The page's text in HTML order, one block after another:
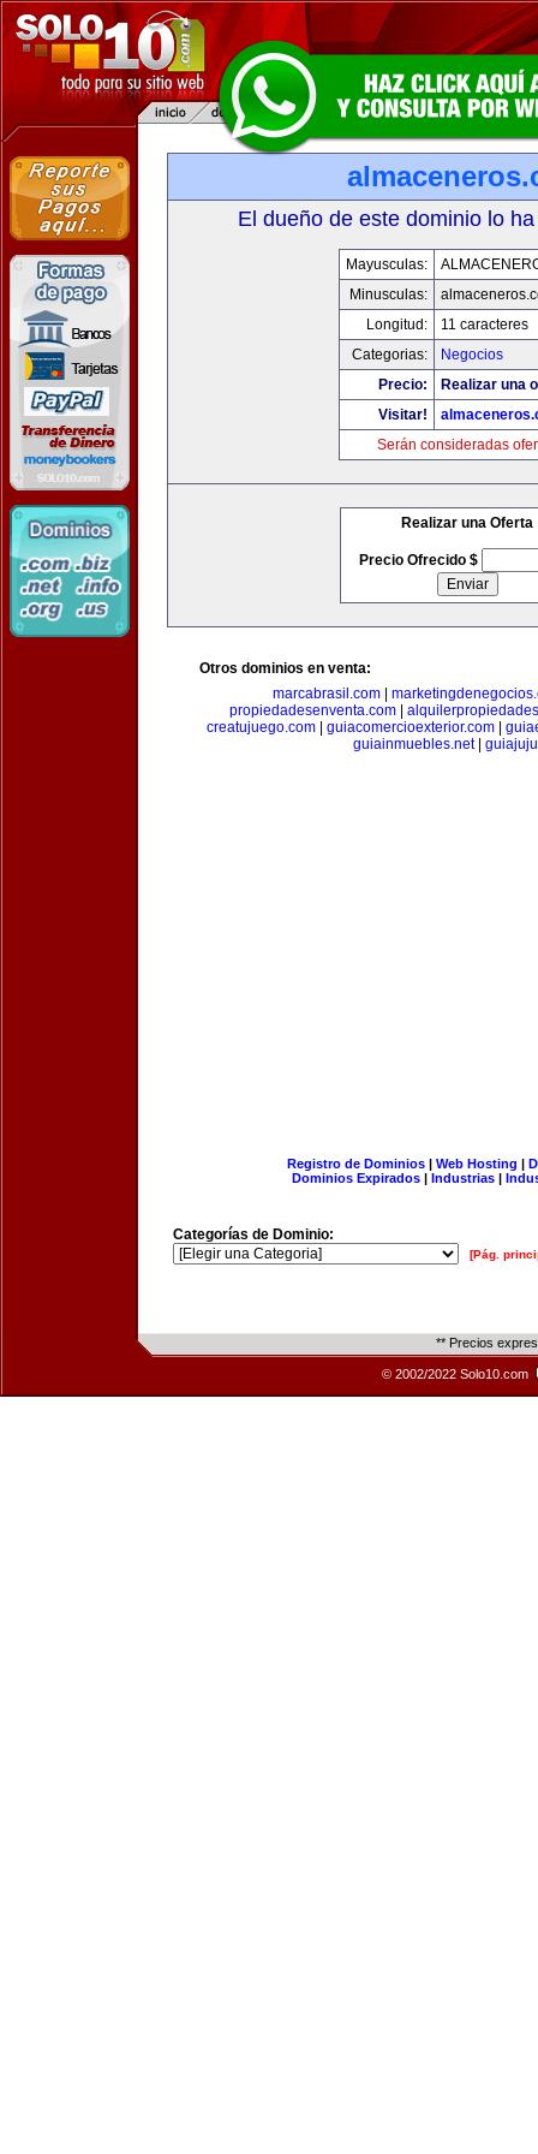
El dueño de este dominio lo
Mayusculas:
Minusculas:
Longitud:
11 caracteres
Categorias:
Negocios
Precio:
Realizar una
Visitar!
Serán consideradas
Realizar una Oferta
Precio Ofrecido $
Otros dominios en venta:
marcabrasil.com
propiedadesenventa.com
creatujuego.com| guiacomercioexterior.com|
guiainmuebles.net|
Registro de Dominios| Web Hosting |
Dominios Expirados | Industrias |
Categorías de Dominio:
[Pág.
** Precios
© 2002/2022 Solo10.com